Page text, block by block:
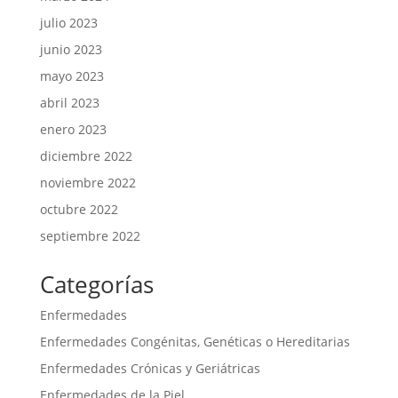
julio 2023
junio 2023
mayo 2023
abril 2023
enero 2023
diciembre 2022
noviembre 2022
octubre 2022
septiembre 2022
Categorías
Enfermedades
Enfermedades Congénitas, Genéticas o Hereditarias
Enfermedades Crónicas y Geriátricas